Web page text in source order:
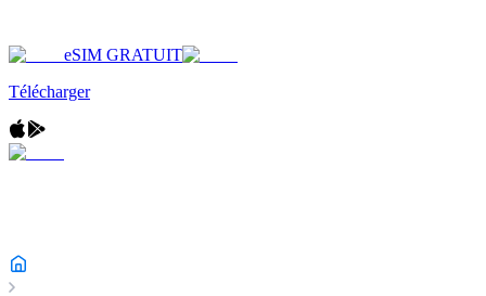
eSIM GRATUIT
Télécharger